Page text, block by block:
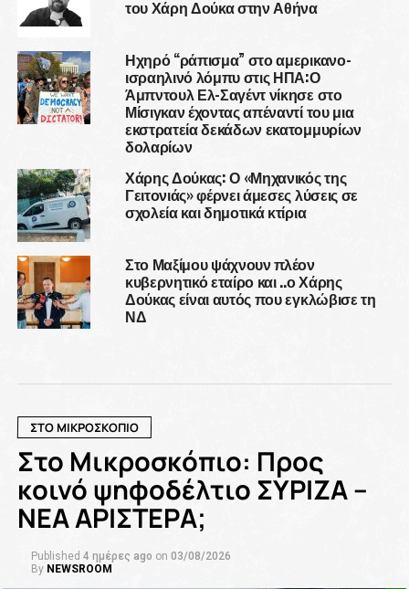
του Χάρη Δούκα στην Αθήνα
Ηχηρό “ράπισμα” στο αμερικανο-
ισραηλινό λόμπυ στις ΗΠΑ:Ο
Άμπντουλ Ελ-Σαγέντ νίκησε στο
Μίσιγκαν έχοντας απέναντί του μια
εκστρατεία δεκάδων εκατομμυρίων
δολαρίων
Χάρης Δούκας: Ο «Μηχανικός της
Γειτονιάς» φέρνει άμεσες λύσεις σε
σχολεία και δημοτικά κτίρια
Στο Μαξίμου ψάχνουν πλέον
κυβερνητικό εταίρο και ..ο Χάρης
Δούκας είναι αυτός που εγκλώβισε τη
ΝΔ
ΣΤΟ ΜΙΚΡΟΣΚΟΠΙΟ
Στο Μικροσκόπιο: Προς
κοινό ψηφοδέλτιο ΣΥΡΙΖΑ –
ΝΕΑ ΑΡΙΣΤΕΡΑ;
Published 4 ημέρες ago on 03/08/2026
By NEWSROOM